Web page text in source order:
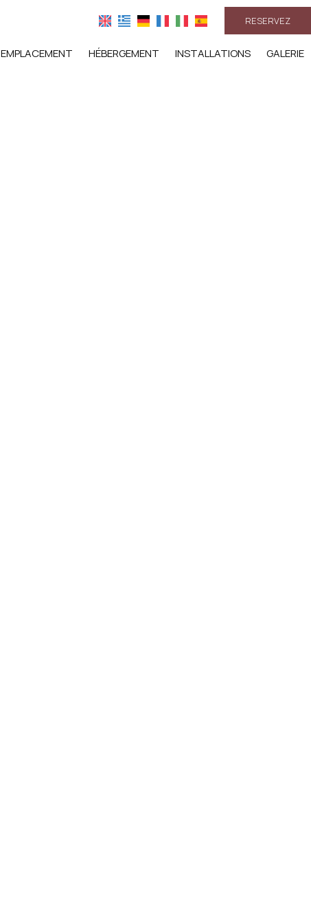
RESERVEZ
EMPLACEMENT HÉBERGEMENT INSTALLATIONS GALERIE